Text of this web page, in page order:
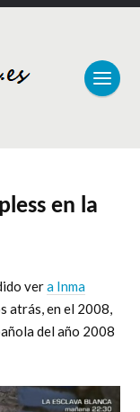
en la
vera Inma
atrás, en el 2008,
del año 2008